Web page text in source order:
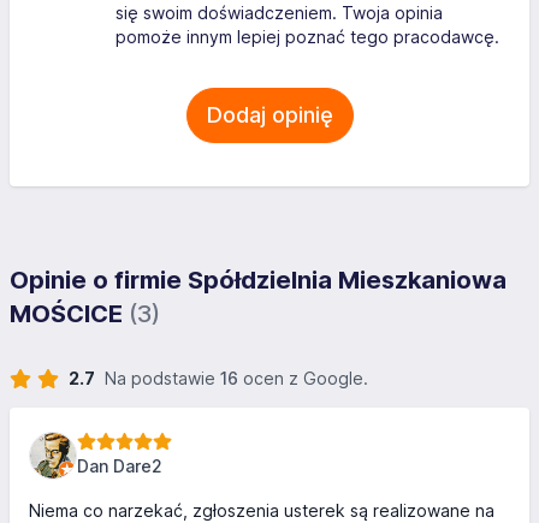
się swoim doświadczeniem. Twoja opinia
pomoże innym lepiej poznać tego pracodawcę.
Dodaj opinię
Opinie o firmie Spółdzielnia Mieszkaniowa
MOŚCICE (3)
2.7 Na podstawie 16 ocen z Google.
Dan Dare2
Niema co narzekać, zgłoszenia usterek są realizowane na